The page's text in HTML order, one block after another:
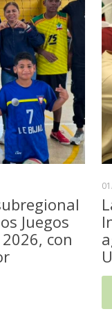
Juegos
con